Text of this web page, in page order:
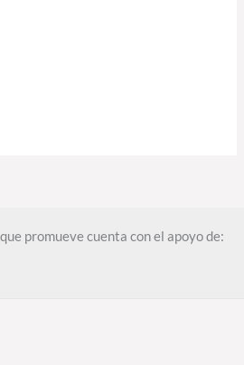
promueve cuenta con el apoyo de: